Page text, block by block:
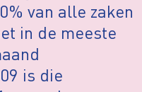
van alle zaken
in de meeste
is die